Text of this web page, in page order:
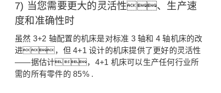
7) 当您需要更大的灵活性、生产速
度和准确性时
虽然 3+2 轴配置的机床是对标准 3 轴和 4 轴机床的改
进，但 4+1 设计的机床提供了更好的灵活性
——据估计，4+1 机床可以生产任何行业所
需的所有零件的 85% .